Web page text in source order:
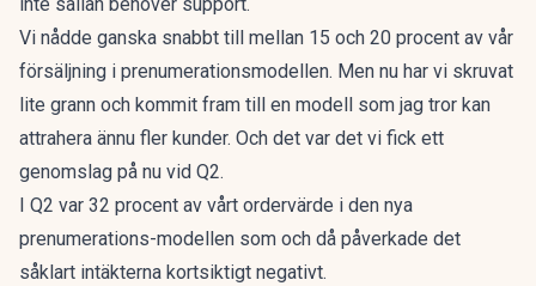
inte sällan behöver support.
Vi nådde ganska snabbt till mellan 15 och 20 procent av vår
försäljning i prenumerationsmodellen. Men nu har vi skruvat
lite grann och kommit fram till en modell som jag tror kan
attrahera ännu fler kunder. Och det var det vi fick ett
genomslag på nu vid Q2.
I Q2 var 32 procent av vårt ordervärde i den nya
prenumerations-modellen som och då påverkade det
såklart intäkterna kortsiktigt negativt.